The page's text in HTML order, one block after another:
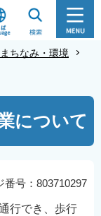
ちなみ・環境
について
番号：803710297
行でき、歩行